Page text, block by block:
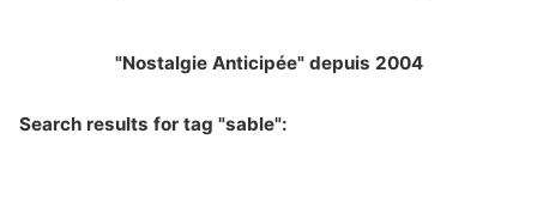
"Nostalgie Anticipée" depuis 2004
Search results for tag "sable":